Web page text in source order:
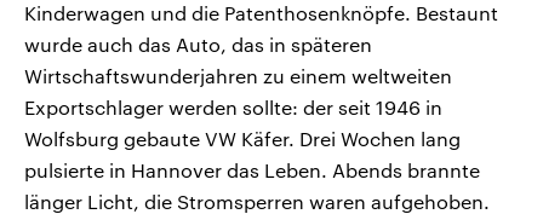
Kinderwagen und die Patenthosenknöpfe. Bestaunt
wurde auch das Auto, das in späteren
Wirtschaftswunderjahren zu einem weltweiten
Exportschlager werden sollte: der seit 1946 in
Wolfsburg gebaute VW Käfer. Drei Wochen lang
pulsierte in Hannover das Leben. Abends brannte
länger Licht, die Stromsperren waren aufgehoben.